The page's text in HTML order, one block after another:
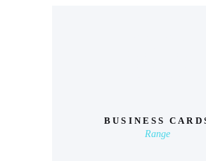
BUSINESS
Range